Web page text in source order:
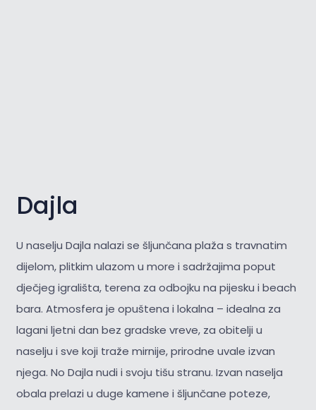
Dajla
U naselju Dajla nalazi se šljunčana plaža s travnatim
dijelom, plitkim ulazom u more i sadržajima poput
dječjeg igrališta, terena za odbojku na pijesku i beach
bara. Atmosfera je opuštena i lokalna – idealna za
lagani ljetni dan bez gradske vreve, za obitelji u
naselju i sve koji traže mirnije, prirodne uvale izvan
njega. No Dajla nudi i svoju tišu stranu. Izvan naselja
obala prelazi u duge kamene i šljunčane poteze,